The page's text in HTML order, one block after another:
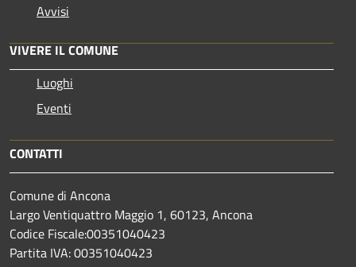
Avvisi
VIVERE IL COMUNE
Luoghi
Eventi
CONTATTI
Comune di Ancona
Largo Ventiquattro Maggio 1, 60123, Ancona
Codice Fiscale:00351040423
Partita IVA: 00351040423